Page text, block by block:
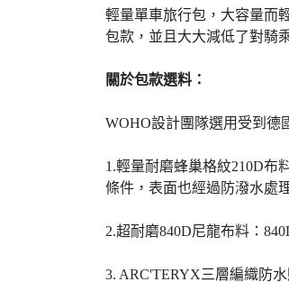
輕量單車旅行包，大容量而
包款，並且大大減低了對騎
關於包款選料：
WOHO設計團隊選用受到德
1.輕量耐磨蜂巢格紋210D布
條件，表面也經過防潑水處
2.超耐磨840D尼龍布料：
3. ARC'TERYX三層編織防